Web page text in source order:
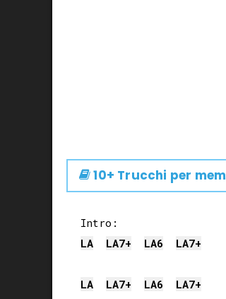
10+ Trucchi per
LA
LA7+ LA6 LA7+
LA LA7+ LA6 LA7+